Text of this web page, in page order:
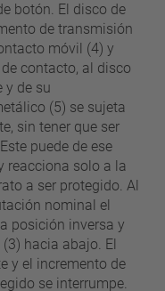
botón. El disco de
de transmisión
móvil (4) y
contacto, al disco
y de su
(5) se sujeta
sin tener que ser
puede de ese
reacciona solo a la
a ser protegido. Al
nominal el
posición inversa y
hacia abajo. El
y el incremento de
se interrumpe.